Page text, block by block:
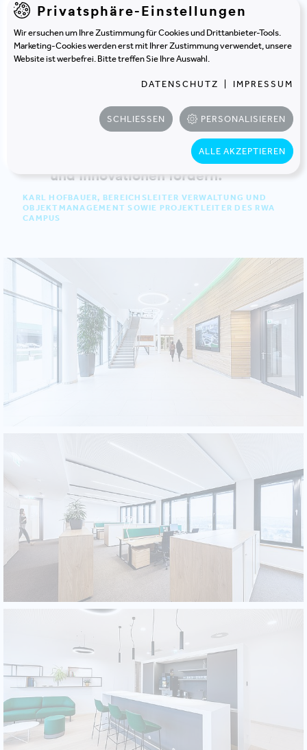
Die Entscheidung für den Neubau
in Korneuburg ging mit
der Entscheidung für ein neues
in Zukunft vernetzter und offener
arbeiten als bisher,
Kommunikationswege abkürzen
und Innovationen fördern.
KARL HOFBAUER, BEREICHSLEITER VERWALTUNG UND
OBJEKTMANAGEMENT SOWIE PROJEKTLEITER DES RWA
CAMPUS
Privatsphäre-Einstellungen
Wir ersuchen um Ihre Zustimmung für Cookies und Drittanbieter-Tools.
Marketing-Cookies werden erst mit Ihrer Zustimmung verwendet, unsere
Website ist werbefrei. Bitte treffen Sie Ihre Auswahl.
DATENSCHUTZ IMPRESSUM
SCHLIESSEN PERSONALISIEREN
ALLE AKZEPTIEREN